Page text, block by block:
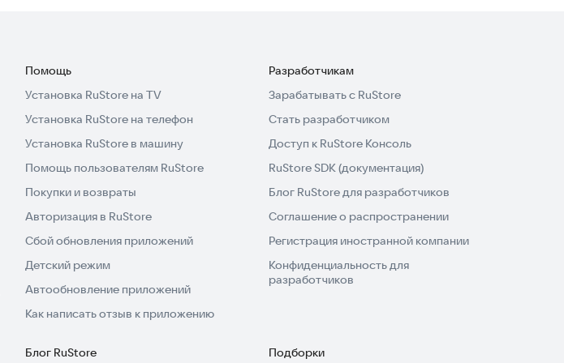
Помощь
Установка RuStore на TV
Установка RuStore на телефон
Установка RuStore в машину
Помощь пользователям RuStore
Покупки и возвраты
Авторизация в RuStore
Сбой обновления приложений
Детский режим
Автообновление приложений
Как написать отзыв к приложению
Разработчикам
Зарабатывать с RuStore
Стать разработчиком
Доступ к RuStore Консоль
RuStore SDK (документация)
Блог RuStore для разработчиков
Соглашение о распространении
Регистрация иностранной компании
Конфиденциальность для
разработчиков
Блог RuStore Подборки